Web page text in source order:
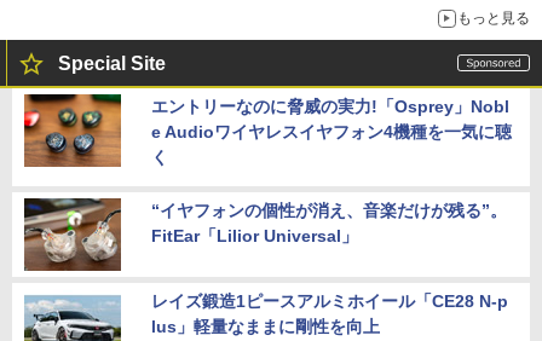
もっと見る
Special Site
エントリーなのに脅威の実力!「Osprey」Nobl
e Audioワイヤレスイヤフォン4機種を一気に聴
く
“イヤフォンの個性が消え、音楽だけが残る”。
FitEar「Lilior Universal」
レイズ鍛造1ピースアルミホイール「CE28 N-p
lus」軽量なままに剛性を向上